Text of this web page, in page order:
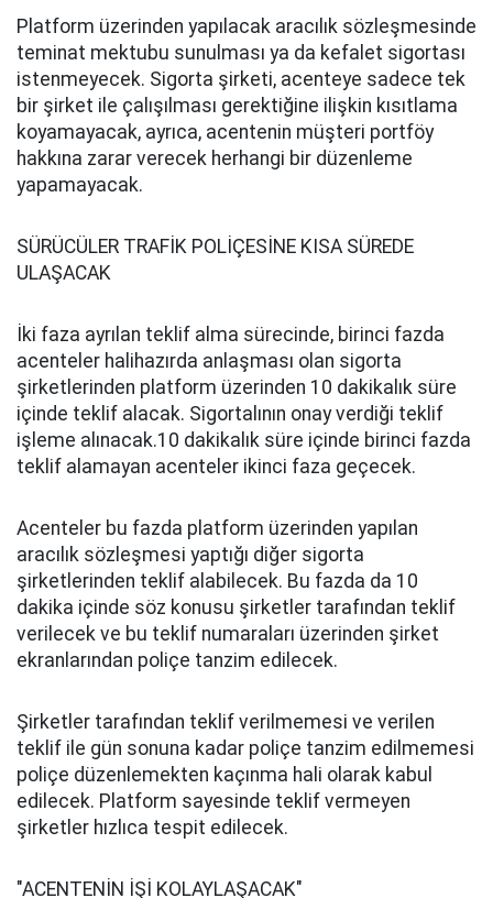
Platform üzerinden yapılacak aracılık sözleşmesinde
teminat mektubu sunulması ya da kefalet sigortası
istenmeyecek. Sigorta şirketi, acenteye sadece tek
bir şirket ile çalışılması gerektiğine ilişkin kısıtlama
koyamayacak, ayrıca, acentenin müşteri portföy
hakkına zarar verecek herhangi bir düzenleme
yapamayacak.
SÜRÜCÜLER TRAFİK POLİÇESİNE KISA SÜREDE
ULAŞACAK
İki faza ayrılan teklif alma sürecinde, birinci fazda
acenteler halihazırda anlaşması olan sigorta
şirketlerinden platform üzerinden 10 dakikalık süre
içinde teklif alacak. Sigortalının onay verdiği teklif
işleme alınacak.10 dakikalık süre içinde birinci fazda
teklif alamayan acenteler ikinci faza geçecek.
Acenteler bu fazda platform üzerinden yapılan
aracılık sözleşmesi yaptığı diğer sigorta
şirketlerinden teklif alabilecek. Bu fazda da 10
dakika içinde söz konusu şirketler tarafından teklif
verilecek ve bu teklif numaraları üzerinden şirket
ekranlarından poliçe tanzim edilecek.
Şirketler tarafından teklif verilmemesi ve verilen
teklif ile gün sonuna kadar poliçe tanzim edilmemesi
poliçe düzenlemekten kaçınma hali olarak kabul
edilecek. Platform sayesinde teklif vermeyen
şirketler hızlıca tespit edilecek.
"ACENTENİN İŞİ KOLAYLAŞACAK"